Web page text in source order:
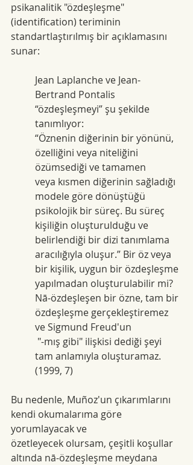
psikanalitik "özdeşleşme"
(identification) teriminin
standartlaştırılmış bir açıklamasını
sunar:
Jean Laplanche ve Jean-
Bertrand Pontalis
“özdeşleşmeyi” şu şekilde
tanımlıyor:
“Öznenin diğerinin bir yönünü,
özelliğini veya niteliğini
özümsediği ve tamamen
veya kısmen diğerinin sağladığı
modele göre dönüştüğü
psikolojik bir süreç. Bu süreç
kişiliğin oluşturulduğu ve
belirlendiği bir dizi tanımlama
aracılığıyla oluşur.” Bir öz veya
bir kişilik, uygun bir özdeşleşme
yapılmadan oluşturulabilir mi?
Nā-özdeşleşen bir özne, tam bir
özdeşleşme gerçekleştiremez
ve Sigmund Freud'un
tam anlamıyla oluşturamaz.
(1999, 7)
Bu nedenle, Muñoz'un çıkarımlarını
kendi okumalarıma göre
yorumlayacak ve
özetleyecek olursam, çeşitli koşullar
altında nā-özdeşleşme meydana